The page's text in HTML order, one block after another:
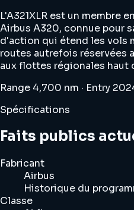
L'A321XLR est un membre
Airbus A320, connue pour
d'action qui étend les vols
routes autrefois réservées
aux flottes régionales haut
Range 4,700 nm · Entry
Spécifications
Faits publics
Fabricant
Airbus
Historique du
Classe